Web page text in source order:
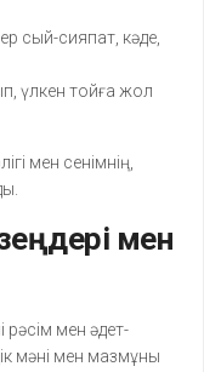
сый-сияпат, кәде,
үлкен тойға жол
мен сенімнің,
мен
рәсім мен әдет-
мәні мен мазмұны